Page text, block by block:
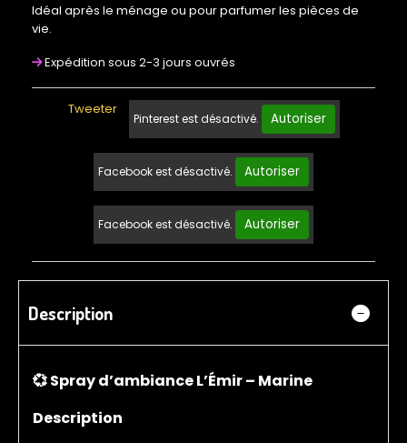
Idéal après le ménage ou pour parfumer les pièces de
vie.
Expédition sous 2-3 jours ouvrés
Tweeter
Pinterest est désactivé. Autoriser
Facebook est désactivé. Autoriser
Facebook est désactivé. Autoriser
Description
💞 Spray d’ambiance L’Émir – Marine
Description